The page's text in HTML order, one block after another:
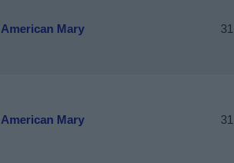
American Mary
American Mary